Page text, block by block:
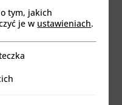
suplementy
ich
ujawnia się
tym, jakich
je w ustawieniach.